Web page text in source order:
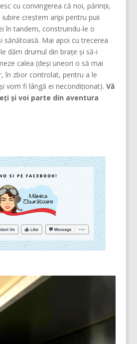
cu convingerea că noi, părinţii,
creştem aripi pentru puii
în tandem, construindu-le o
sănătoasă. Mai apoi cu trecerea
dăm drumul din braţe și să-i
calea (deşi uneori o să mai
în zbor controlat, pentru a le
vom fi lângă ei necondiţionat). Vă
și voi parte din aventura